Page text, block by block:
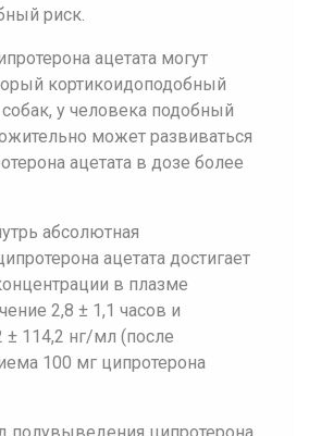
риск.
ацетата могут
кортикоидоподобный
у человека подобный
может развиваться
ацетата в дозе более
абсолютная
ацетата достигает
в плазме
2,8 ± 1,1 часов и
± 114,2 нг/мл (после
100 мг ципротерона